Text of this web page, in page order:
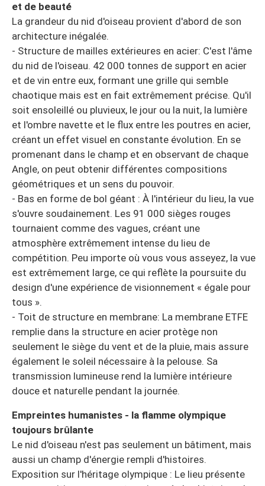
et de beauté
La grandeur du nid d'oiseau provient d'abord de son
architecture inégalée.
- Structure de mailles extérieures en acier: C'est l'âme
du nid de l'oiseau. 42 000 tonnes de support en acier
et de vin entre eux, formant une grille qui semble
chaotique mais est en fait extrêmement précise. Qu'il
soit ensoleillé ou pluvieux, le jour ou la nuit, la lumière
et l'ombre navette et le flux entre les poutres en acier,
créant un effet visuel en constante évolution. En se
promenant dans le champ et en observant de chaque
Angle, on peut obtenir différentes compositions
géométriques et un sens du pouvoir.
- Bas en forme de bol géant : À l'intérieur du lieu, la vue
s'ouvre soudainement. Les 91 000 sièges rouges
tournaient comme des vagues, créant une
atmosphère extrêmement intense du lieu de
compétition. Peu importe où vous vous asseyez, la vue
est extrêmement large, ce qui reflète la poursuite du
design d'une expérience de visionnement « égale pour
tous ».
- Toit de structure en membrane: La membrane ETFE
remplie dans la structure en acier protège non
seulement le siège du vent et de la pluie, mais assure
également le soleil nécessaire à la pelouse. Sa
transmission lumineuse rend la lumière intérieure
douce et naturelle pendant la journée.
Empreintes humanistes - la flamme olympique
toujours brûlante
Le nid d'oiseau n'est pas seulement un bâtiment, mais
aussi un champ d'énergie rempli d'histoires.
Exposition sur l'héritage olympique : Le lieu présente